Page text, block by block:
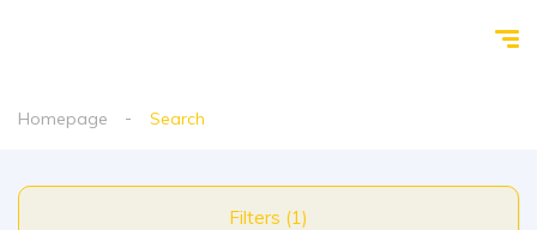
Homepage Search
Filters (1)